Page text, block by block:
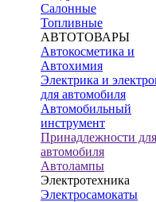
Салонные
Топливные
АВТОТОВАРЫ
Автокосметика и
Автохимия
Электрика и
для автомобиля
Автомобильный
инструмент
Принадлежности для
автомобиля
Автолампы
Электротехника
Электросамокаты